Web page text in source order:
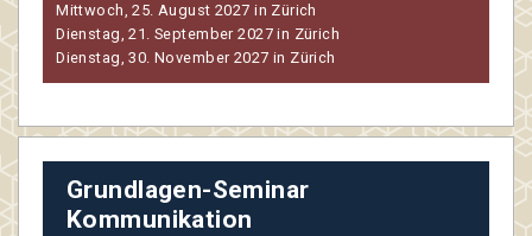
Mittwoch, 25. August 2027 in Zürich
Dienstag, 21. September 2027 in Zürich
Dienstag, 30. November 2027 in Zürich
Grundlagen-Seminar
Kommunikation